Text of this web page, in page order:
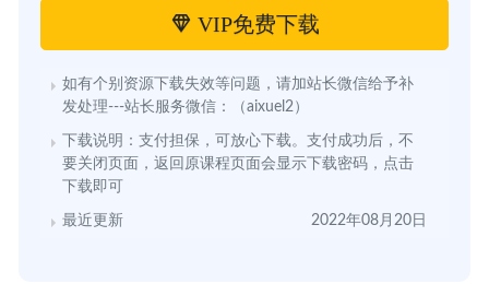
VIP免费下载
如有个别资源下载失效等问题，请加站长微信给予补
发处理---站长服务微信：（aixuel2）
下载说明：支付担保，可放心下载。支付成功后，不
要关闭页面，返回原课程页面会显示下载密码，点击
下载即可
最近更新 2022年08月20日